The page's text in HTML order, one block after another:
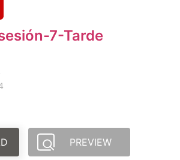
7-Tarde
PREVIEW